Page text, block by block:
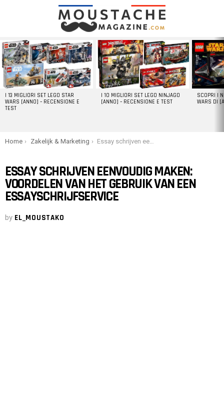
LATEST
STORIES
I 13 MIGLIORI SET LEGO STAR
WARS [ANNO] – RECENSIONE E
TEST
I 10 MIGLIORI SET LEGO NINJAGO
[ANNO] – RECENSIONE E TEST
SCOPRI I
WARS DI
You are here:
Home Zakelijk & Marketing Essay schrijven eenvoudig maken: voordelen van het gebruik van een essayschrijfservice
ESSAY SCHRIJVEN EENVOUDIG MAKEN:
VOORDELEN VAN HET GEBRUIK VAN EEN
ESSAYSCHRIJFSERVICE
by EL_MOUSTAKO